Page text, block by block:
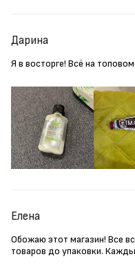
Дарина
Я в восторге! Всё на
Елена
Обожаю этот магазин! Все
товаров до упаковки.